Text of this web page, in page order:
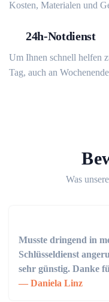
Kosten, Materialen und
24h-Notdienst
Um Ihnen schnell helfen
Tag, auch an
Was
Musste dringend in
Schlüsseldienst
sehr günstig. Danke
Daniela Linz